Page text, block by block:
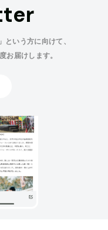
という方に向けて、
お届けします。